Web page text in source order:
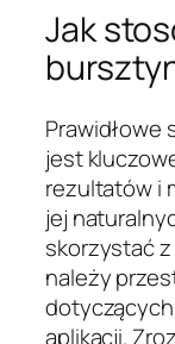
Jak
jest
rezultatów i
jej
skorzystać
należy
aplikacji.